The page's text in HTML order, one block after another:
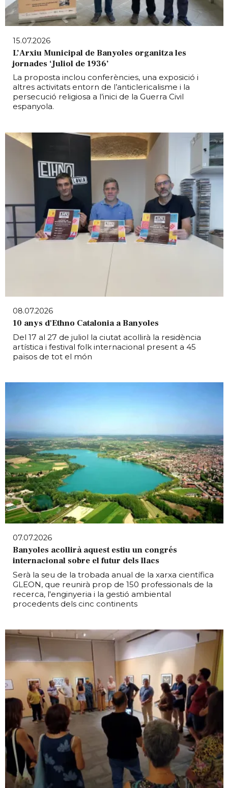
15.07.2026
L’Arxiu Municipal de Banyoles organitza les
jornades ‘Juliol de 1936’
La proposta inclou conferències, una exposició i
altres activitats entorn de l’anticlericalisme i la
persecució religiosa a l’inici de la Guerra Civil
espanyola.
08.07.2026
10 anys d'Ethno Catalonia a Banyoles
Del 17 al 27 de juliol la ciutat acollirà la residència
artística i festival folk internacional present a 45
països de tot el món
07.07.2026
Banyoles acollirà aquest estiu un congrés
internacional sobre el futur dels llacs
Serà la seu de la trobada anual de la xarxa científica
GLEON, que reunirà prop de 150 professionals de la
recerca, l'enginyeria i la gestió ambiental
procedents dels cinc continents